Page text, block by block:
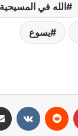
الله في المسيحية
يسوع
بينتيريست